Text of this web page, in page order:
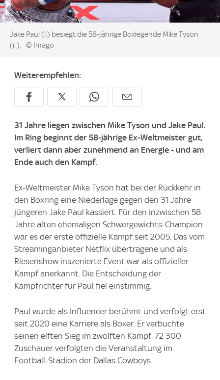
Image:
Jake Paul (l.) besiegt die 58-jährige Boxlegende Mike Tyson
(r.).
© Imago
Weiterempfehlen:
31 Jahre liegen zwischen Mike Tyson und Jake Paul.
Im Ring beginnt der 58-jährige Ex-Weltmeister gut,
verliert dann aber zunehmend an Energie - und am
Ende auch den Kampf.
Ex-Weltmeister Mike Tyson hat bei der Rückkehr in
den Boxring eine Niederlage gegen den 31 Jahre
jüngeren Jake Paul kassiert. Für den inzwischen 58
Jahre alten ehemaligen Schwergewichts-Champion
war es der erste offizielle Kampf seit 2005. Das vom
Streaminganbieter Netflix übertragene und als
Riesenshow inszenierte Event war als offizieller
Kampf anerkannt. Die Entscheidung der
Kampfrichter für Paul fiel einstimmig.
Paul wurde als Influencer berühmt und verfolgt erst
seit 2020 eine Karriere als Boxer. Er verbuchte
seinen elften Sieg im zwölften Kampf. 72 300
Zuschauer verfolgten die Veranstaltung im
Football-Stadion der Dallas Cowboys.